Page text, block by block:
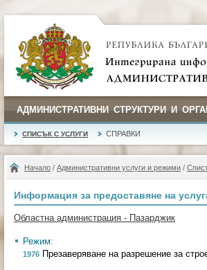
АДМИНИСТРАТИВНИ СТРУКТУРИ И
СПИСЪК С УСЛУГИ СПРАВКИ
Начало / Административни услуги и режими /
Информация за предоставяне на
Областна администрация - Пазарджик
Режим:
1976 Презаверяване на разрешение за